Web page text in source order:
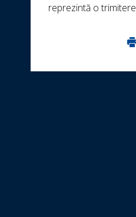
reprezintă o